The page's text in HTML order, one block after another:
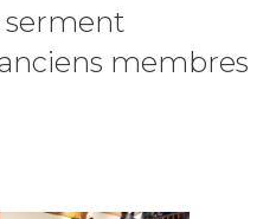
serment
membres